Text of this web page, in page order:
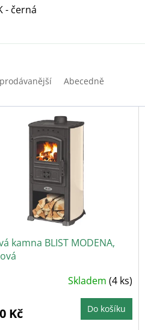
- černá
Abecedně
kamna BLIST MODENA,
Skladem (4 ks)
Kč Do košíku